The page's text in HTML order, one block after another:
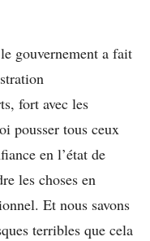
gouvernement a fait
fort avec les
pousser tous ceux
en l’état de
les choses en
Et nous savons
terribles que cela